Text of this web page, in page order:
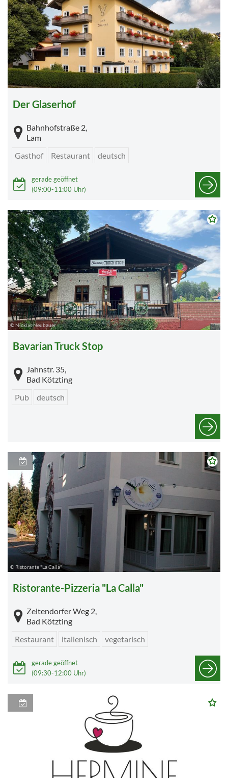
Der Glaserhof
Bahnhofstraße 2,
Lam
Gasthof
Restaurant deutsch
gerade geöffnet
(09:00-11:00 Uhr)
© Nicklas Neubauer
Bavarian Truck Stop
Jahnstr. 35,
Bad Kötzting
Pub
deutsch
© Ristorante "La Calla"
Ristorante-Pizzeria "La Calla"
Zeltendorfer Weg 2,
Bad Kötzting
Restaurant
italienisch vegetarisch
gerade geöffnet
(09:30-12:00 Uhr)